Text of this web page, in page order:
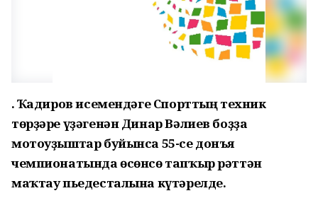
Ғ. Ҡадиров исемендәге Спорттың техник
төрҙәре үҙәгенән Динар Вәлиев боҙҙа
мотоуҙыштар буйынса 55-се донъя
чемпионатында өсөнсө тапҡыр рәттән
маҡтау пьедесталына күтәрелде.